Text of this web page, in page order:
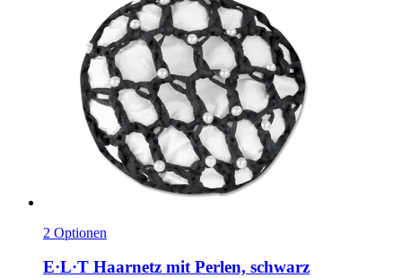
2 Optionen
E·L·T Haarnetz mit Perlen, schwarz